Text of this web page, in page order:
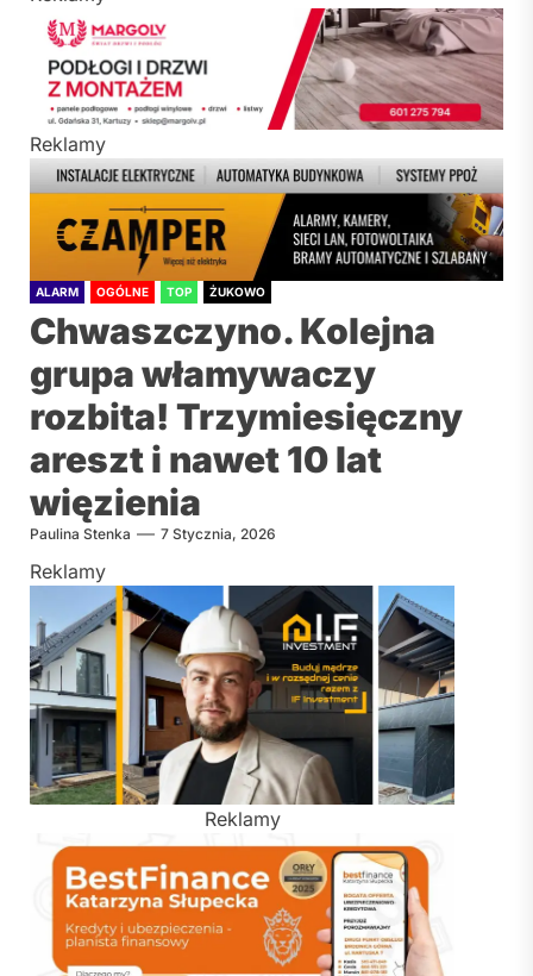
Reklamy
ALARM OGÓLNE TOP ŻUKOWO
Chwaszczyno. Kolejna
grupa włamywaczy
rozbita! Trzymiesięczny
areszt i nawet 10 lat
więzienia
Paulina Stenka 7 Stycznia, 2026
Reklamy
Reklamy